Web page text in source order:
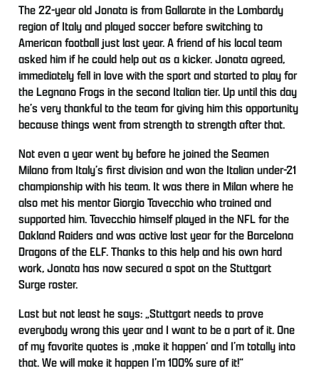
The 22-year old Jonata is from Gallarate in the Lombardy
region of Italy and played soccer before switching to
American football just last year. A friend of his local team
asked him if he could help out as a kicker. Jonata agreed,
immediately fell in love with the sport and started to play for
the Legnano Frogs in the second Italian tier. Up until this day
he’s very thankful to the team for giving him this opportunity
because things went from strength to strength after that.
Not even a year went by before he joined the Seamen
Milano from Italy’s first division and won the Italian under-21
championship with his team. It was there in Milan where he
also met his mentor Giorgio Tavecchio who trained and
supported him. Tavecchio himself played in the NFL for the
Oakland Raiders and was active last year for the Barcelona
Dragons of the ELF. Thanks to this help and his own hard
work, Jonata has now secured a spot on the Stuttgart
Surge roster.
Last but not least he says: „Stuttgart needs to prove
everybody wrong this year and I want to be a part of it. One
of my favorite quotes is ‚make it happen‘ and I’m totally into
that. We will make it happen I’m 100% sure of it!“